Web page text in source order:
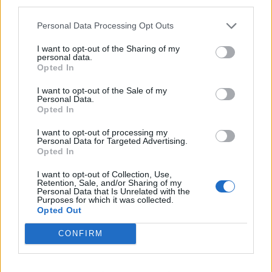
Personal Data Processing Opt Outs
I want to opt-out of the Sharing of my
personal data.
Opted In
I want to opt-out of the Sale of my
Personal Data.
Opted In
I want to opt-out of processing my
Personal Data for Targeted Advertising.
Opted In
I want to opt-out of Collection, Use,
Retention, Sale, and/or Sharing of my
Personal Data that Is Unrelated with the
Purposes for which it was collected.
Opted Out
CONFIRM
Koníčky a zájmy
Kategorií:0
Kultura, umění a filozofie
Kategorií:
Láska, vztahy a sex
Kategorií:0
Diskuzí:54
Náboženství